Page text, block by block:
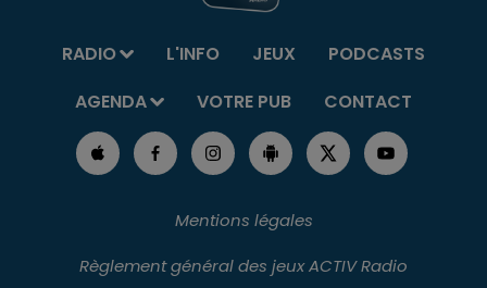
RADIO L'INFO JEUX
PODCASTS
AGENDA
VOTRE PUB CONTACT
Mentions légales
Règlement général des jeux ACTIV Radio